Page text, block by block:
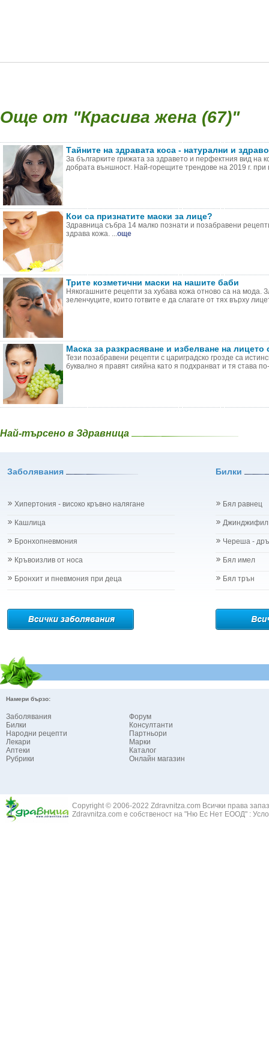
Още от "Красива жена (67)"
Тайните на здравата коса - натурални и
За българките грижата за здравето и перфектния вид на
добрата външност. Най-горещите трендове на 2019 г. при
Кои са признатите маски за лице?
Здравница събра 14 малко познати и позабравени
здрава кожа. ...още
Трите козметични маски на нашите баби
Някогашните рецепти за хубава кожа отново са на мода.
зеленчуците, които готвите е да слагате от тях върху
Маска за разкрасяване и избелване на лицето
Тези позабравени рецепти с цариградско грозде са
буквално я правят сияйна като я подхранват и тя става
Най-търсено в Здравница
Заболявания Билки
Хипертония - високо кръвно налягане
Кашлица
Бронхопневмония
Кръвоизлив от носа
Бронхит и пневмония при деца
Бял равнец
Джинджифил
Череша -
Бял имел
Бял трън
Намери бързо:
Заболявания
Билки
Народни рецепти
Лекари
Аптеки
Рубрики
Форум
Консултанти
Партньори
Марки
Каталог
Онлайн магазин
Copyright © 2006-2022 Zdravnitza.com Всички права
Zdravnitza.com е собственост на "Ню Ес Нет ЕООД" :